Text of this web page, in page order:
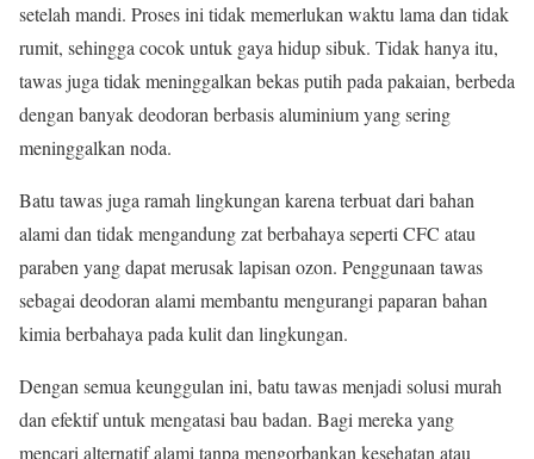
setelah mandi. Proses ini tidak memerlukan waktu lama dan tidak
rumit, sehingga cocok untuk gaya hidup sibuk. Tidak hanya itu,
tawas juga tidak meninggalkan bekas putih pada pakaian, berbeda
dengan banyak deodoran berbasis aluminium yang sering
meninggalkan noda.
Batu tawas juga ramah lingkungan karena terbuat dari bahan
alami dan tidak mengandung zat berbahaya seperti CFC atau
paraben yang dapat merusak lapisan ozon. Penggunaan tawas
sebagai deodoran alami membantu mengurangi paparan bahan
kimia berbahaya pada kulit dan lingkungan.
Dengan semua keunggulan ini, batu tawas menjadi solusi murah
dan efektif untuk mengatasi bau badan. Bagi mereka yang
mencari alternatif alami tanpa mengorbankan kesehatan atau